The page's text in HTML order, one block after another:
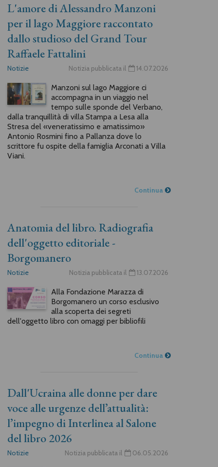
L'amore di Alessandro Manzoni
per il lago Maggiore raccontato
dallo studioso del Grand Tour
Raffaele Fattalini
Notizie Notizia pubblicata il 14.07.2026
Manzoni sul lago Maggiore ci
accompagna in un viaggio nel
tempo sulle sponde del Verbano,
dalla tranquillità di villa Stampa a Lesa alla
Stresa del «veneratissimo e amatissimo»
Antonio Rosmini fino a Pallanza dove lo
scrittore fu ospite della famiglia Arconati a Villa
Viani.
Continua
Anatomia del libro. Radiografia
dell'oggetto editoriale -
Borgomanero
Notizie Notizia pubblicata il 13.07.2026
Alla Fondazione Marazza di
Borgomanero un corso esclusivo
alla scoperta dei segreti
dell'oggetto libro con omaggi per bibliofili
Continua
Dall'Ucraina alle donne per dare
voce alle urgenze dell’attualità:
l’impegno di Interlinea al Salone
del libro 2026
Notizie Notizia pubblicata il 06.05.2026